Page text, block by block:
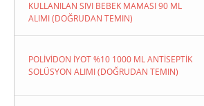
KULLANILAN SIVI BEBEK MAMASI 90 ML
ALIMI (DOĞRUDAN TEMIN)
POLİVİDON İYOT %10 1000 ML ANTİSEPTİK
SOLÜSYON ALIMI (DOĞRUDAN TEMIN)